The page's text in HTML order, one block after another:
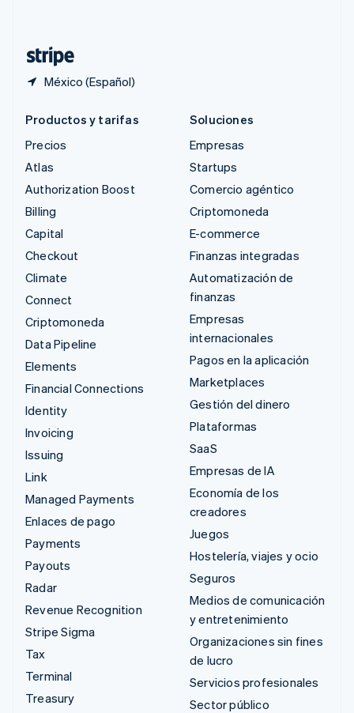
México (Español)
Productos y tarifas
Precios
Atlas
Authorization Boost
Billing
Capital
Checkout
Climate
Connect
Criptomoneda
Data Pipeline
Elements
Financial Connections
Identity
Invoicing
Issuing
Link
Managed Payments
Enlaces de pago
Payments
Payouts
Radar
Revenue Recognition
Stripe Sigma
Tax
Terminal
Treasury
Soluciones
Empresas
Startups
Comercio agéntico
Criptomoneda
E-commerce
Finanzas integradas
Automatización de
finanzas
Empresas
internacionales
Pagos en la aplicación
Marketplaces
Gestión del dinero
Plataformas
SaaS
Empresas de IA
Economía de los
creadores
Juegos
Hostelería, viajes y ocio
Seguros
Medios de comunicación
y entretenimiento
Organizaciones sin fines
de lucro
Servicios profesionales
Sector público